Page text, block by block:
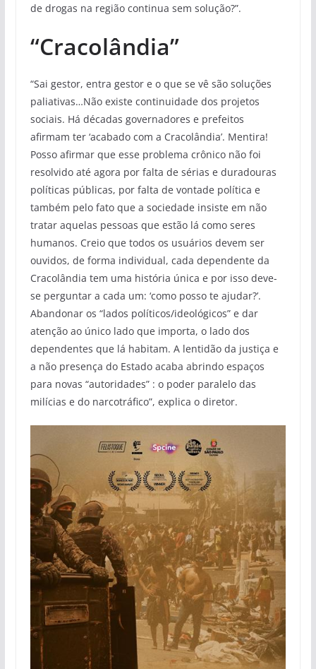
de drogas na região continua sem solução?”.
“Cracolândia”
“Sai gestor, entra gestor e o que se vê são soluções
paliativas…Não existe continuidade dos projetos
sociais. Há décadas governadores e prefeitos
afirmam ter ‘acabado com a Cracolândia’. Mentira!
Posso afirmar que esse problema crônico não foi
resolvido até agora por falta de sérias e duradouras
políticas públicas, por falta de vontade política e
também pelo fato que a sociedade insiste em não
tratar aquelas pessoas que estão lá como seres
humanos. Creio que todos os usuários devem ser
ouvidos, de forma individual, cada dependente da
Cracolândia tem uma história única e por isso deve-
se perguntar a cada um: ‘como posso te ajudar?’.
Abandonar os “lados políticos/ideológicos” e dar
atenção ao único lado que importa, o lado dos
dependentes que lá habitam. A lentidão da justiça e
a não presença do Estado acaba abrindo espaços
para novas “autoridades” : o poder paralelo das
milícias e do narcotráfico”, explica o diretor.